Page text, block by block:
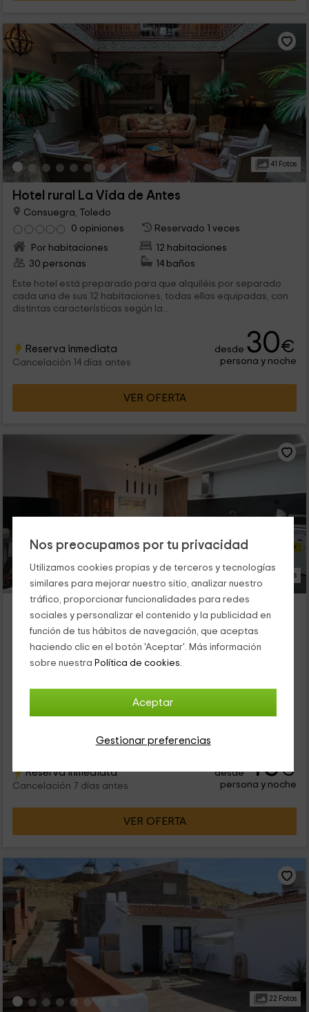
Nos preocupamos por tu privacidad
Utilizamos cookies propias y de terceros y tecnologías
similares para mejorar nuestro sitio, analizar nuestro
tráfico, proporcionar funcionalidades para redes
sociales y personalizar el contenido y la publicidad en
función de tus hábitos de navegación, que aceptas
haciendo clic en el botón 'Aceptar'. Más información
sobre nuestra Política de cookies.
Aceptar
Gestionar preferencias
41 Fotos
Hotel rural La Vida de Antes
Consuegra, Toledo
0 opiniones
Reservado 1 veces
Por habitaciones
12 habitaciones
30 personas
14 baños
Este hotel está preparado para que alquiléis por separado
cada una de sus 12 habitaciones, todas ellas equipadas, con
distintas características según la...
Reserva inmediata
Cancelación 14 días antes
desde 30€
persona y noche
VER OFERTA
18 Fotos
El Amante
Consuegra, Toledo
Reservado 1 veces
Alquiler íntegro
2 habitaciones
Toledo, donde vas a poder disfrutar de la tranquilidad que
reina dentro de la zona de Consuegra. Se trata de un edificio
Reserva inmediata
Cancelación 7 días antes
desde40€
persona y noche
VER OFERTA
22 Fotos